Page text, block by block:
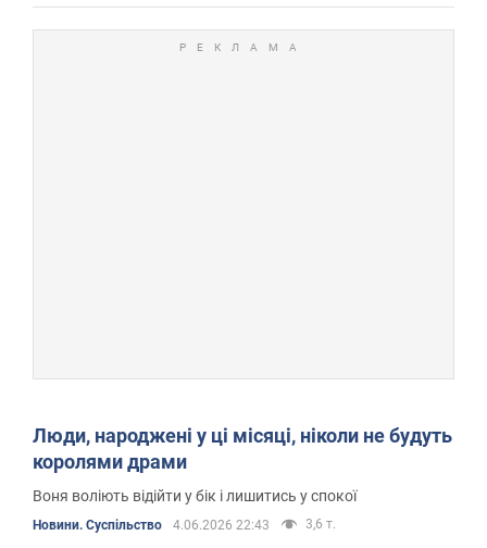
Люди, народжені у ці місяці, ніколи не будуть
королями драми
Воня воліють відійти у бік і лишитись у спокої
Новини. Суспільство 4.06.2026 22:43 3,6 т.